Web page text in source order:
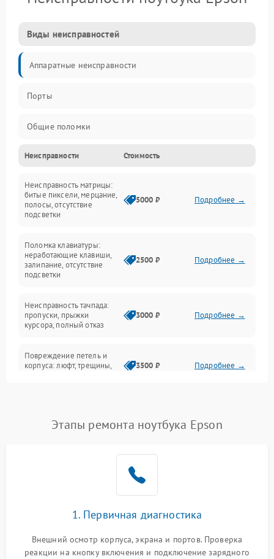
Виды неисправностей
Аппаратные неисправности
Порты
Общие поломки
Устройства
Программные ошибки
Электрические и системные сбои
Интерфейсные проблемы
Батарея
Сеть и интернет
Неисправности Стоимость
Неисправность матрицы:
битые пиксели, мерцание,
полосы, отсутствие
подсветки
5000 ₽ Подробнее →
Поломка клавиатуры:
неработающие клавиши,
залипание, отсутствие
подсветки
2500 ₽ Подробнее →
Неисправность тачпада:
пропуски, прыжки
курсора, полный отказ
3000 ₽ Подробнее →
Повреждение петель и
корпуса: люфт, трещины,
3500 ₽ Подробнее →
невозможность зарядки,
2500 ₽ Подробнее →
2000 ₽
Перегрев из‑за пыли,
неисправности кулера
Этапы ремонта ноутбука Epson
1. Первичная диагностика
Внешний осмотр корпуса, экрана и портов. Проверка
реакции на кнопку включения и подключение зарядного